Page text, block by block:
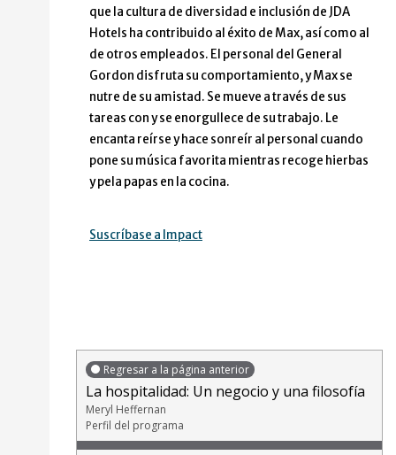
que la cultura de diversidad e inclusión de JDA
Hotels ha contribuido al éxito de Max, así como al
de otros empleados. El personal del General
Gordon disfruta su comportamiento, y Max se
nutre de su amistad. Se mueve a través de sus
tareas con y se enorgullece de su trabajo. Le
encanta reírse y hace sonreír al personal cuando
pone su música favorita mientras recoge hierbas
y pela papas en la cocina.
Suscríbase a Impact
Regresar a la página anterior
La hospitalidad: Un negocio y una filosofía
Meryl Heffernan
Perfil del programa